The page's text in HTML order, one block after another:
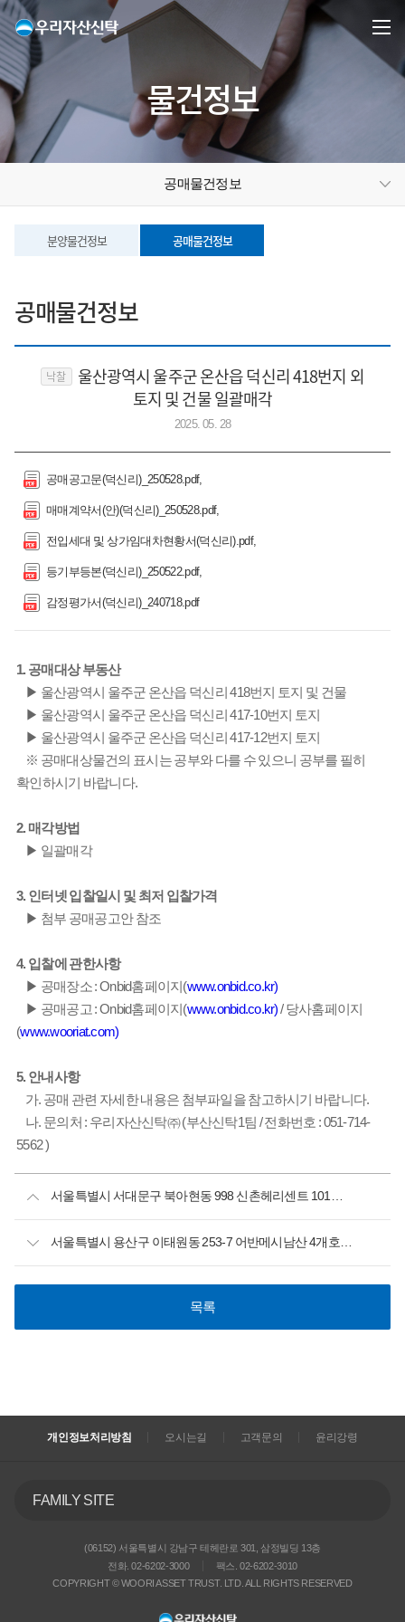
물건정보
공매물건정보
분양물건정보 공매물건정보
공매물건정보
낙찰
울산광역시 울주군 온산읍 덕신리 418번지 외
토지 및 건물 일괄매각
2025. 05. 28
공매공고문(덕신리)_250528.pdf
매매계약서(안)(덕신리)_250528.pdf
전입세대 및 상가임대차현황서(덕신리).pdf
등기부등본(덕신리)_250522.pdf
감정평가서(덕신리)_240718.pdf
1. 공매대상 부동산
▶ 울산광역시 울주군 온산읍 덕신리 418번지 토지 및 건물
▶ 울산광역시 울주군 온산읍 덕신리 417-10번지 토지
▶ 울산광역시 울주군 온산읍 덕신리 417-12번지 토지
※ 공매대상물건의 표시는 공부와 다를 수 있으니 공부를 필히
확인하시기 바랍니다.
2. 매각방법
▶ 일괄매각
3. 인터넷 입찰일시 및 최저 입찰가격
▶ 첨부 공매공고안 참조
4. 입찰에 관한사항
▶ 공매장소 : Onbid홈페이지(www.onbid.co.kr)
▶ 공매공고 : Onbid홈페이지(www.onbid.co.kr)/ 당사홈페이지
(www.wooriat.com)
5. 안내사항
가. 공매 관련 자세한 내용은 첨부파일을 참고하시기 바랍니다.
나. 문의처 : 우리자산신탁㈜ (부산신탁1팀 / 전화번호 : 051-714-
5562 )
서울특별시 용산구 이태원동 253-7 어반메시남산 4개호실 공매공고
목록
개인정보처리방침 오시는길 고객문의 윤리강령
FAMILY SITE
(06152) 서울특별시 강남구 테헤란로 301, 삼정빌딩 13층
전화. 02-6202-3000
팩스. 02-6202-3010
COPYRIGHT © WOORI ASSET TRUST. LTD. ALL RIGHTS RESERVED